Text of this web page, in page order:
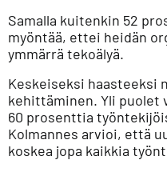
Samalla kuitenkin 52
myöntää, ettei heidän
ymmärrä tekoälyä.
Keskeiseksi haasteeksi
kehittäminen. Yli puolet
60 prosenttia
Kolmannes arvioi, että
koskea jopa kaikkia